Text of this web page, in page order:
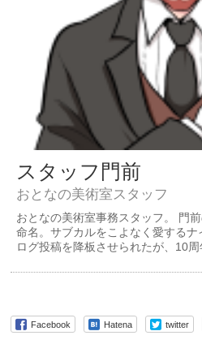
スタッフ門前
おとなの美術室スタッフ
おとなの美術室事務スタッフ。 門
命名。サブカルをこよなく愛する
ログ投稿を降板させられたが、10周
Facebook Hatena twitter